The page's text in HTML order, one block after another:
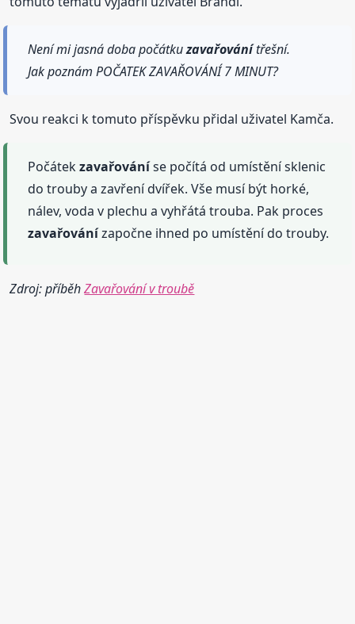
Není mi jasná doba počátkuzavařovánítřešní.
Jak poznám POČATEK ZAVAŘOVÁNÍ 7 MINUT?
Svou reakci k tomuto příspěvku přidal uživatel Kamča.
Počátekzavařováníse počítá od umístění sklenic
do trouby a zavření dvířek. Vše musí být horké,
nálev, voda v plechu a vyhřátá trouba. Pak proces
zavařovánízapočne ihned po umístění do trouby.
Zdroj: příběhZavařování v troubě